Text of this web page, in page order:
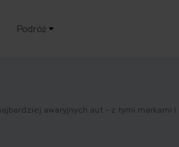
Podróż
awaryjnych aut - z tymi markami i